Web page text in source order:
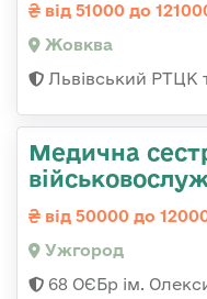
від 51000 до
Жовква
Львівський
Медична
від 50000 до
Ужгород
68 ОЄБр ім.